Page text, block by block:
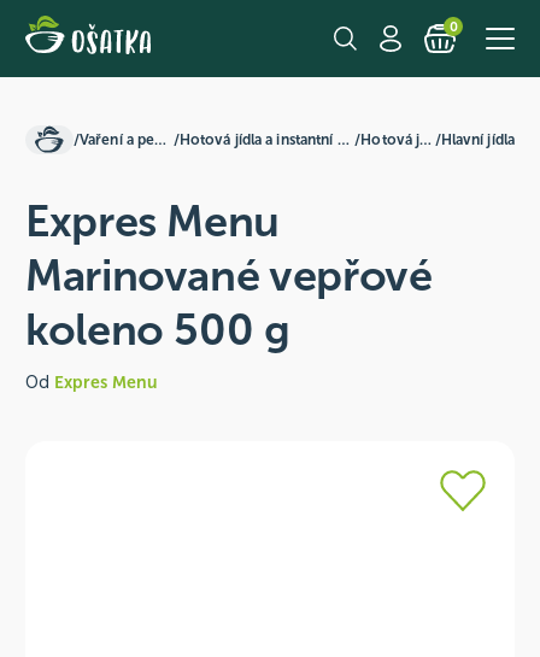
0
/ Vaření a pečení / Hotová jídla a instantní směsi / Hotová jídla /Hlavní jídla
Expres Menu
Marinované vepřové
koleno 500 g
Od Expres Menu